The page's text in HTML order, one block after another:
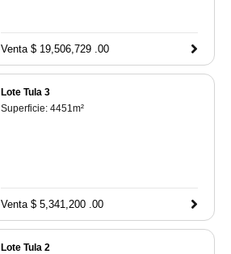
Venta $ 19,506,729 .00
Lote Tula 3
Superficie: 4451 m²
Venta $ 5,341,200 .00
Lote Tula 2